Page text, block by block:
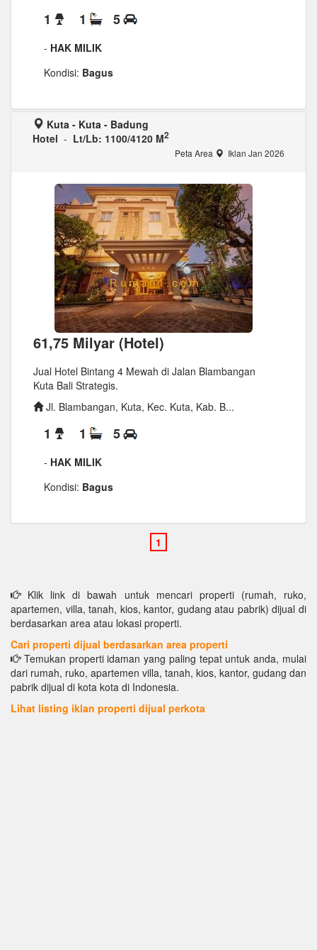
1 1 5
- HAK MILIK
Kondisi: Bagus
Kuta - Kuta - Badung
Hotel - Lt/Lb: 1100/4120 M2
Peta Area Iklan Jan 2026
61,75 Milyar (Hotel)
Jual Hotel Bintang 4 Mewah di Jalan Blambangan
Kuta Bali Strategis.
Jl. Blambangan, Kuta, Kec. Kuta, Kab. B...
1 1 5
- HAK MILIK
Kondisi: Bagus
Klik link di bawah untuk mencari properti (rumah, ruko,
apartemen, villa, tanah, kios, kantor, gudang atau pabrik) dijual di
berdasarkan area atau lokasi properti.
Cari properti dijual berdasarkan area properti
Temukan properti idaman yang paling tepat untuk anda, mulai
dari rumah, ruko, apartemen villa, tanah, kios, kantor, gudang dan
pabrik dijual di kota kota di Indonesia.
Lihat listing iklan properti dijual perkota